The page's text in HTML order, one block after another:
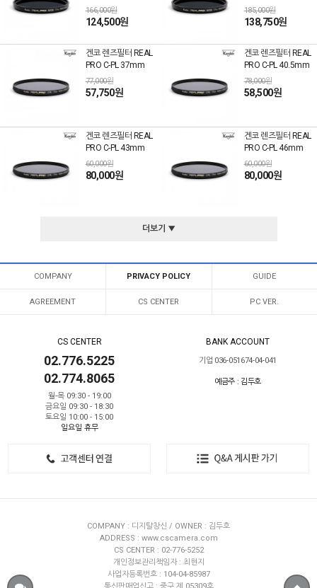
166,000원
124,500원
185,000원
138,750원
겐코 렌즈필터 REAL
PRO C-PL 37mm
77,000원
57,750원
겐코 렌즈필터 REAL
PRO C-PL 40.5mm
78,000원
58,500원
겐코 렌즈필터 REAL
PRO C-PL 43mm
60,000원
80,000원
겐코 렌즈필터 REAL
PRO C-PL 46mm
60,000원
80,000원
더보기 ▼
COMPANY PRIVACY POLICY GUIDE
AGREEMENT CS CENTER PC VER.
CS CENTER
02.776.5225
02.774.8065
월-목 09:30 - 19:00
금요일 09:30 - 18:30
토요일 10:00 - 15:00
일요일 휴무
BANK ACCOUNT
기업 036-051674-04-041
예금주 : 김두호
COMPANY : 디지탈창신 / OWNER : 김두호
ADDRESS : www.cscamera.com
CS CENTER : 02-776-5252
개인정보관리책임자 : 최현지
사업자등록번호 : 104-04-85987